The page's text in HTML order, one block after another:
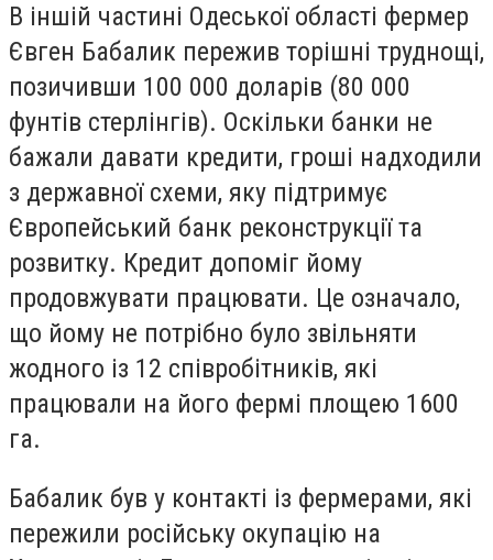
В іншій частині Одеської області фермер
Євген Бабалик пережив торішні труднощі,
позичивши 100 000 доларів (80 000
фунтів стерлінгів). Оскільки банки не
бажали давати кредити, гроші надходили
з державної схеми, яку підтримує
Європейський банк реконструкції та
розвитку. Кредит допоміг йому
продовжувати працювати. Це означало,
що йому не потрібно було звільняти
жодного із 12 співробітників, які
працювали на його фермі площею 1600
га.
Бабалик був у контакті із фермерами, які
пережили російську окупацію на